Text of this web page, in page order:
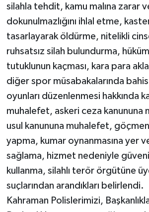
silahla tehdit, kamu malına zarar
dokunulmazlığını ihlal etme,
tasarlayarak öldürme, nitelikli
ruhsatsız silah bulundurma,
tutuklunun kaçması, kara para
diğer spor müsabakalarında
oyunları düzenlenmesi hakkında
muhalefet, askeri ceza kanununa
usul kanununa muhalefet, göçmen
yapma, kumar oynanmasına yer
sağlama, hizmet nedeniyle
kullanma, silahlı terör örgütüne
suçlarından arandıkları belirlendi.
Kahraman Polislerimizi,